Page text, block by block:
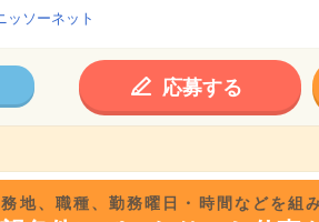
ッソーネット
応募する
地、職種、勤務曜日・時間などを組